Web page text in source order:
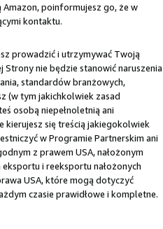
poinformujesz go, że w
kontaktu.
prowadzić i utrzymywać Twoją
nie będzie stanowić naruszenia
standardów branżowych,
(w tym jakichkolwiek zasad
osobą niepełnoletnią ani
kierujesz się treścią jakiegokolwiek
w Programie Partnerskim ani
z prawem USA, nałożonym
i reeksportu nałożonych
USA, które mogą dotyczyć
czasie prawidłowe i kompletne.